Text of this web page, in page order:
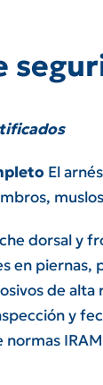
El
dorsal y
en piernas,
de alta
y